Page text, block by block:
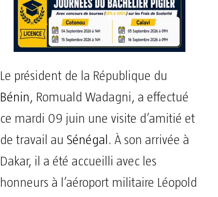
Le président de la République du
Bénin, Romuald Wadagni, a effectué
ce mardi 09 juin une visite d’amitié et
de travail au Sénégal . À son arrivée à
Dakar, il a été accueilli avec les
honneurs à l’aéroport militaire Léopold